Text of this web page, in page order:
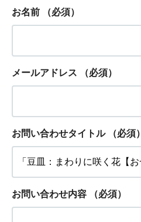
お名前 （必須）
メールアドレス （必須）
お問い合わせタイトル （必須）
お問い合わせ内容 （必須）